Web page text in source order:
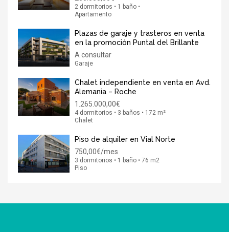
2 dormitorios • 1 baño •
Apartamento
Plazas de garaje y trasteros en venta
en la promoción Puntal del Brillante
A consultar
Garaje
Chalet independiente en venta en Avd.
Alemania – Roche
1.265.000,00€
4 dormitorios • 3 baños • 172 m²
Chalet
Piso de alquiler en Vial Norte
750,00€/mes
3 dormitorios • 1 baño • 76 m2
Piso